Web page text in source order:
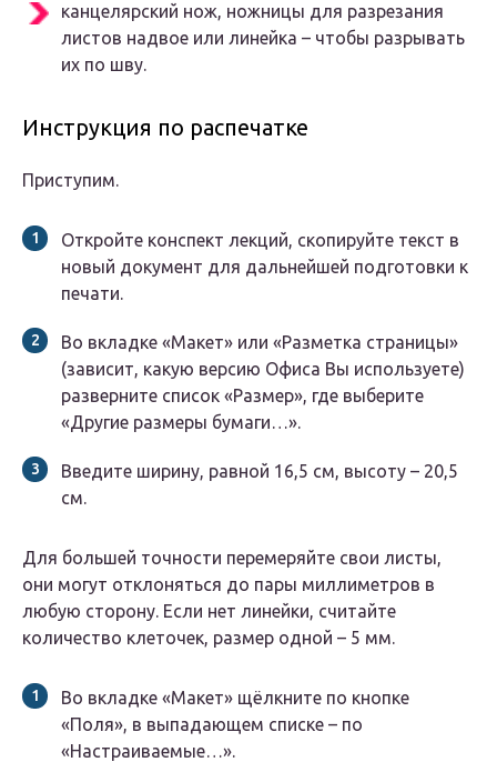
канцелярский нож, ножницы для разрезания
листов надвое или линейка – чтобы разрывать
их по шву.
Инструкция по распечатке
Приступим.
Откройте конспект лекций, скопируйте текст в
новый документ для дальнейшей подготовки к
печати.
Во вкладке «Макет» или «Разметка страницы»
(зависит, какую версию Офиса Вы используете)
разверните список «Размер», где выберите
«Другие размеры бумаги…».
Введите ширину, равной 16,5 см, высоту – 20,5
см.
Для большей точности перемеряйте свои листы,
они могут отклоняться до пары миллиметров в
любую сторону. Если нет линейки, считайте
количество клеточек, размер одной – 5 мм.
Во вкладке «Макет» щёлкните по кнопке
«Поля», в выпадающем списке – по
«Настраиваемые…».